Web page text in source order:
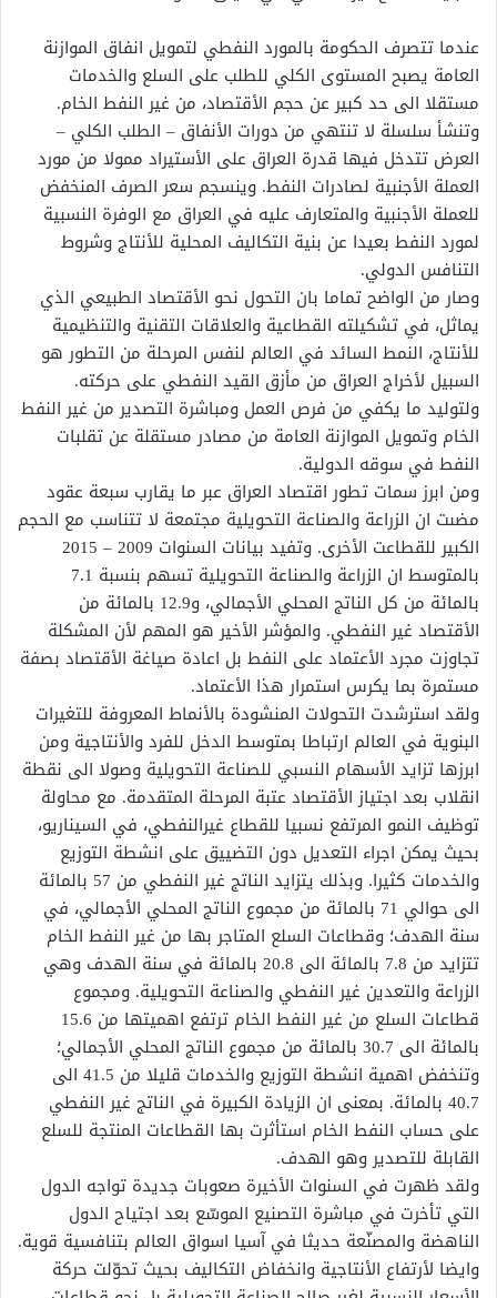
عندما تتصرف الحكومة بالمورد النفطي لتمويل انفاق الموازنة
العامة يصبح المستوى الكلي للطلب على السلع والخدمات
مستقلا الى حد كبير عن حجم الأقتصاد، من غير النفط الخام.
وتنشأ سلسلة لا تنتهي من دورات الأنفاق – الطلب الكلي –
العرض تتدخل فيها قدرة العراق على الأستيراد ممولا من مورد
العملة الأجنبية لصادرات النفط. وينسجم سعر الصرف المنخفض
للعملة الأجنبية والمتعارف عليه في العراق مع الوفرة النسبية
لمورد النفط بعيدا عن بنية التكاليف المحلية للأنتاج وشروط
التنافس الدولي.
وصار من الواضح تماما بان التحول نحو الأقتصاد الطبيعي الذي
يماثل، في تشكيلته القطاعية والعلاقات التقنية والتنظيمية
للأنتاج، النمط السائد في العالم لنفس المرحلة من التطور هو
السبيل لأخراج العراق من مأزق القيد النفطي على حركته.
ولتوليد ما يكفي من فرص العمل ومباشرة التصدير من غير النفط
الخام وتمويل الموازنة العامة من مصادر مستقلة عن تقلبات
النفط في سوقه الدولية.
ومن ابرز سمات تطور اقتصاد العراق عبر ما يقارب سبعة عقود
مضىت ان الزراعة والصناعة التحويلية مجتمعة لا تتناسب مع الحجم
الكبير للقطاعت الأخرى. وتفيد بيانات السنوات 2009 – 2015
بالمتوسط ان الزراعة والصناعة التحويلية تسهم بنسبة 7.1
بالمائة من كل الناتج المحلي الأجمالي، و12.9 بالمائة من
الأقتصاد غير النفطي. والمؤشر الأخير هو المهم لأن المشكلة
تجاوزت مجرد الأعتماد على النفط بل اعادة صياغة الأقتصاد بصفة
مستمرة بما يكرس استمرار هذا الأعتماد.
ولقد استرشدت التحولات المنشودة بالأنماط المعروفة للتغيرات
البنوية في العالم ارتباطا بمتوسط الدخل للفرد والأنتاجية ومن
ابرزها تزايد الأسهام النسبي للصناعة التحويلية وصولا الى نقطة
انقلاب بعد اجتياز الأقتصاد عتبة المرحلة المتقدمة. مع محاولة
توظيف النمو المرتفع نسبيا للقطاع غيرالنفطي، في السيناريو،
بحيث يمكن اجراء التعديل دون التضييق على انشطة التوزيع
والخدمات كثيرا. وبذلك يتزايد الناتج غير النفطي من 57 بالمائة
الى حوالي 71 بالمائة من مجموع الناتج المحلي الأجمالي، في
سنة الهدف؛ وقطاعات السلع المتاجر بها من غير النفط الخام
تتزايد من 7.8 بالمائة الى 20.8 بالمائة في سنة الهدف وهي
الزراعة والتعدين غير النفطي والصناعة التحويلية. ومجموع
قطاعات السلع من غير النفط الخام ترتفع اهميتها من 15.6
بالمائة الى 30.7 بالمائة من مجموع الناتج المحلي الأجمالي؛
وتنخفض اهمية انشطة التوزيع والخدمات قليلا من 41.5 الى
40.7 بالمائة. بمعنى ان الزيادة الكبيرة في الناتج غير النفطي
على حساب النفط الخام استأثرت بها القطاعات المنتجة للسلع
القابلة للتصدير وهو الهدف.
ولقد ظهرت في السنوات الأخيرة صعوبات جديدة تواجه الدول
التي تأخرت في مباشرة التصنيع الموسّع بعد اجتياح الدول
الناهضة والمصنّعة حديثا في آسيا اسواق العالم بتنافسية قوية.
وايضا لأرتفاع الأنتاجية وانخفاض التكاليف بحيث تحوّلت حركة